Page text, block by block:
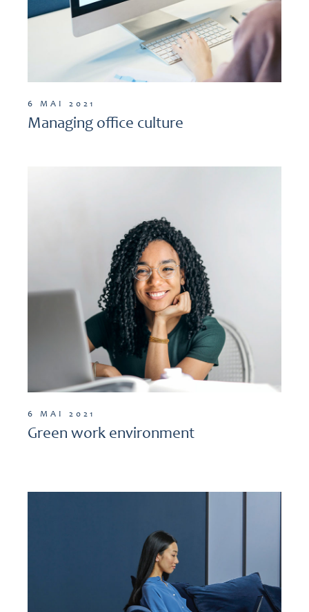
6 MAI 2021
Managing office culture
6 MAI 2021
Green work environment